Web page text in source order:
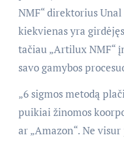
NMF“ direktorius
kiekvienas yra
tačiau „Artilux NMF“
savo gamybos
„6 sigmos metodą
puikiai žinomos
ar „Amazon“. Ne